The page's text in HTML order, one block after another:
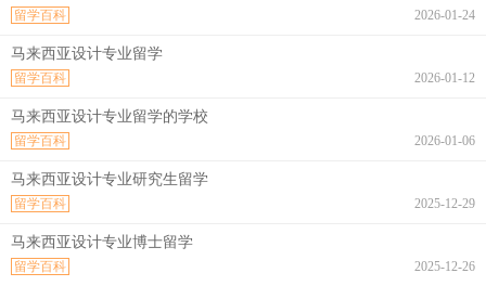
2026-01-24
留学百科
马来西亚设计专业留学
2026-01-12
留学百科
马来西亚设计专业留学的学校
2026-01-06
留学百科
马来西亚设计专业研究生留学
2025-12-29
留学百科
马来西亚设计专业博士留学
2025-12-26
留学百科